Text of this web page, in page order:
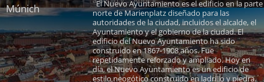
Múnich
El Nuevo Ayuntamiento es el edificio en la parte
norte de Marienplatz diseñado para las
autoridades de la ciudad, incluidos el alcalde, el
Ayuntamiento y el gobierno de la ciudad. El
edificio del Nuevo Ayuntamiento ha sido
construido en 1867-1908 años. Fue
repetidamente reforzado y ampliado. Hoy en
día, el Nuevo Ayuntamiento es un edificio de
estilo neogótico construido en ladrillo y piedra.